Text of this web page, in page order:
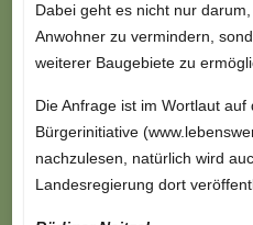
Dabei geht es nicht nur
Anwohner zu vermindern,
weiterer Baugebiete zu
Die Anfrage ist im Wortlaut
Bürgerinitiative
nachzulesen, natürlich wird
Landesregierung dort